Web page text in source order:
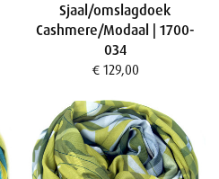
Sjaal/omslagdoek
Cashmere/Modaal | 1700-
034
€ 129,00